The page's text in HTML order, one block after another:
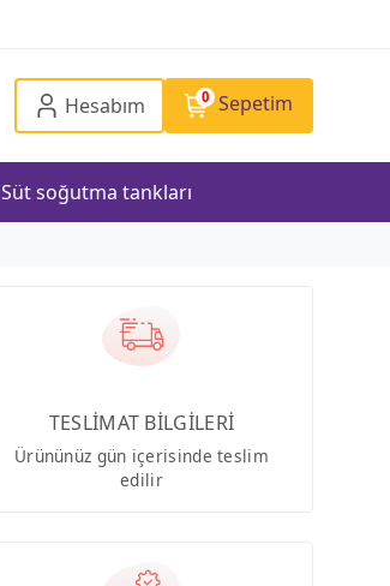
Hesabım 0 Sepetim
Süt soğutma tankları
TESLİMAT BİLGİLERİ
Ürününüz gün içerisinde teslim
edilir